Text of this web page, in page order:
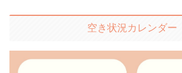
空き状況カレンダー